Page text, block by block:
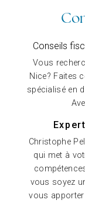
Conseils
Vous
Nice? Faites
spécialisé en
Christophe
qui met à
vous soyez
vous